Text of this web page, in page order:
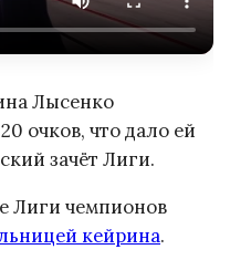
Лысенко
очков, что дало ей
зачёт Лиги.
Лиги чемпионов
кейрина.